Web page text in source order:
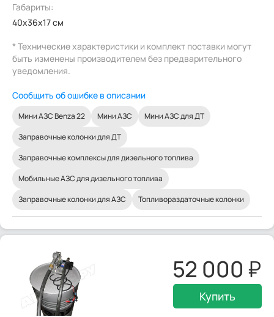
Габариты:
40x36x17 см
* Технические характеристики и комплект поставки могут
быть изменены производителем без предварительного
уведомления.
Сообщить об ошибке в описании
Мини АЗС Benza 22 Мини АЗС
Мини АЗС для ДТ
Заправочные колонки для ДТ
Заправочные комплексы для дизельного топлива
Мобильные АЗС для дизельного топлива
Заправочные колонки для АЗС
Топливораздаточные колонки
52 000
Купить